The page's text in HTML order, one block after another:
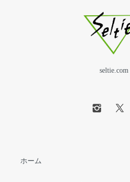
seltie.com
ホーム